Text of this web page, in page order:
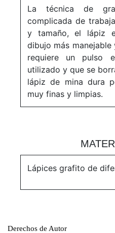
La técnica de
complicada de
y tamaño, el lápiz
dibujo más
requiere un pulso
utilizado y que se
lápiz de mina dura
muy finas y limpias.
Lápices grafito de
Derechos de Autor